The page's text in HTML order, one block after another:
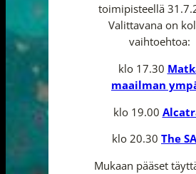
toimipisteellä
Valittavana on
vaihtoehtoa:
klo 17.30
maailman
klo 19.00
klo 20.30 The
Mukaan pääset